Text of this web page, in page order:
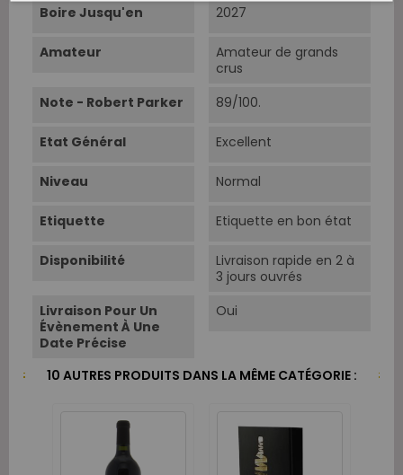
Boire Jusqu'en 2027
Amateur
Amateur de grands
crus
Note - Robert Parker
89/100.
Etat Général Excellent
Niveau Normal
Etiquette Etiquette en bon état
Disponibilité
Livraison rapide en 2 à
3 jours ouvrés
Livraison Pour Un
Évènement À Une
Date Précise
Oui
10 AUTRES PRODUITS DANS LA MÊME CATÉGORIE :